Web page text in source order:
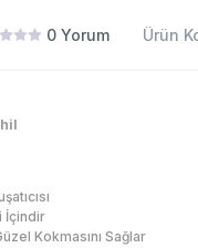
0 Yorum Ürün
İçindir
Kokmasını Sağlar